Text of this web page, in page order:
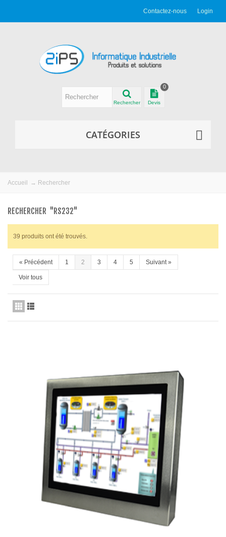
Login
Contactez-nous
Rechercher Devis
0
CATÉGORIES
Accueil → Rechercher
RECHERCHER "RS232"
39 produits ont été trouvés.
« Précédent 1 2 3 4 5 Suivant»
Voir tous